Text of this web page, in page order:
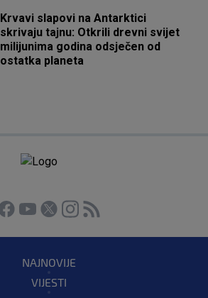
Krvavi slapovi na Antarktici
skrivaju tajnu: Otkrili drevni svijet
milijunima godina odsječen od
ostatka planeta
NAJNOVIJE
VIJESTI